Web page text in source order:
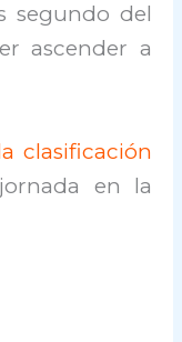
segundo del
ascender a
clasificación
en la